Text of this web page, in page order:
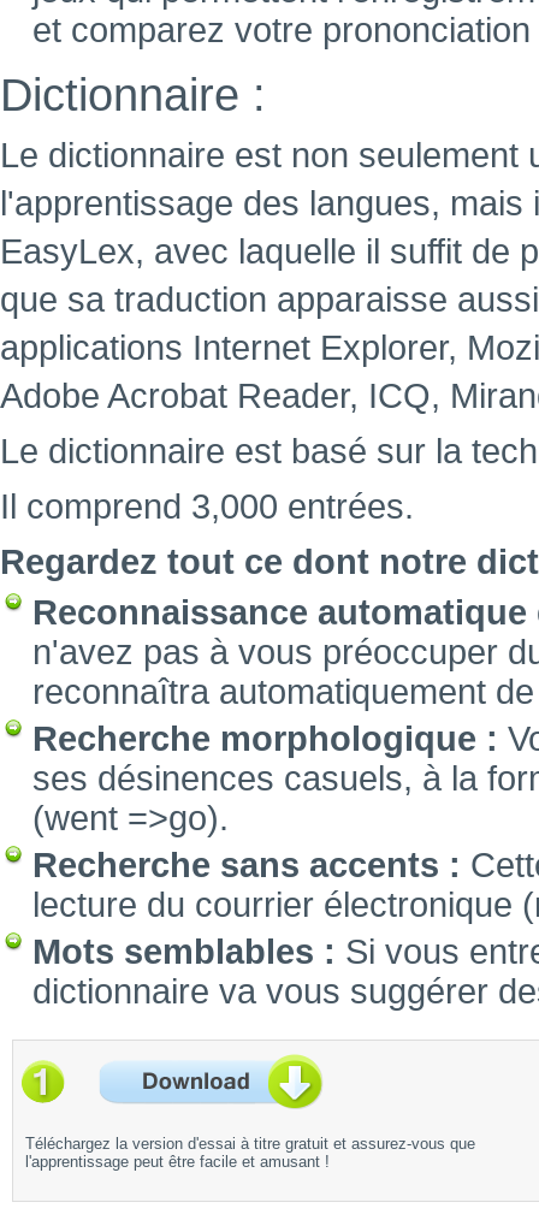
et comparez votre
Dictionnaire :
Le dictionnaire est non seulement
l'apprentissage des langues,
EasyLex, avec laquelle il suffit de
que sa traduction apparaisse
applications Internet Explorer,
Adobe Acrobat Reader, ICQ,
Le dictionnaire est basé sur la
Il comprend 3,000 entrées.
Regardez tout ce dont notre
Reconnaissance automatique
n'avez pas à vous préoccuper
reconnaîtra automatiquement
Recherche morphologique :
ses désinences casuels, à la
(went =>go).
Recherche sans accents :
lecture du courrier électronique
Mots semblables : Si vous
dictionnaire va vous suggérer
Téléchargez la version d'essai à titre gratuit et assurez-vous que
l'apprentissage peut être facile et amusant !